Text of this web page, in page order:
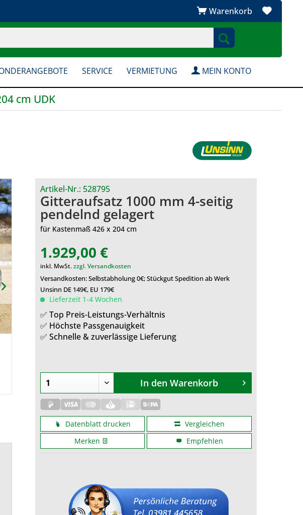
Warenkorb
SERVICE VERMIETUNG MEIN KONTO
cm UDK
Artikel-Nr.: 528795
Gitteraufsatz 1000 mm 4-seitig
pendelnd gelagert
für Kastenmaß 426 x 204 cm
1.929,00 €
inkl. MwSt.zzgl. Versandkosten
Versandkosten: Selbstabholung 0€; Stückgut Spedition ab Werk
Unsinn DE 149€, EU 179€
Lieferzeit 1-4 Wochen
✅ Top Preis-Leistungs-Verhältnis
✅ Höchste Passgenauigkeit
✅ Schnelle & zuverlässige Lieferung
In den Warenkorb
Datenblatt drucken
Vergleichen
Merken
Empfehlen